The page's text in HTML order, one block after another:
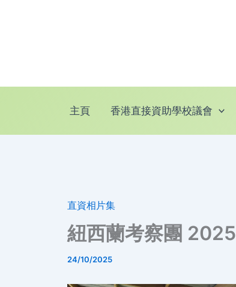
容
主頁 香港直接資助學校議會
直資相片集
紐西蘭考察團 2025
24/10/2025